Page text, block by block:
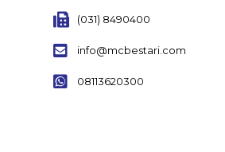
(031) 8490400
info@mcbestari.com
08113620300